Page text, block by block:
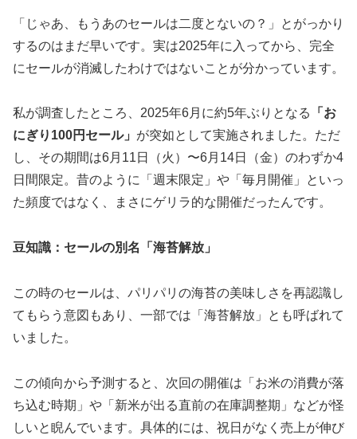
「じゃあ、もうあのセールは二度とないの？」とがっかり
するのはまだ早いです。実は2025年に入ってから、完全
にセールが消滅したわけではないことが分かっています。
私が調査したところ、2025年6月に約5年ぶりとなる
「お
にぎり100円セール」 が突如として実施されました。ただ
し、その期間は6月11日（火）〜6月14日（金）のわずか4
日間限定。昔のように「週末限定」や「毎月開催」といっ
た頻度ではなく、まさにゲリラ的な開催だったんです。
豆知識：セールの別名「海苔解放」
この時のセールは、パリパリの海苔の美味しさを再認識し
てもらう意図もあり、一部では「海苔解放」とも呼ばれて
いました。
この傾向から予測すると、次回の開催は「お米の消費が落
ち込む時期」や「新米が出る直前の在庫調整期」などが怪
しいと睨んでいます。具体的には、祝日がなく売上が伸び